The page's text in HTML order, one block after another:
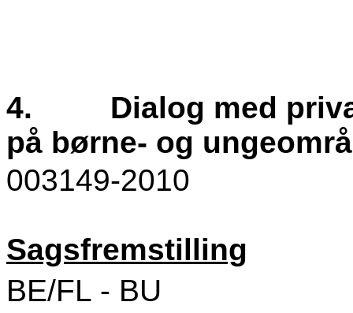
4.
Dialog med
på børne- og
003149-2010
Sagsfremstilling
BE/FL - BU